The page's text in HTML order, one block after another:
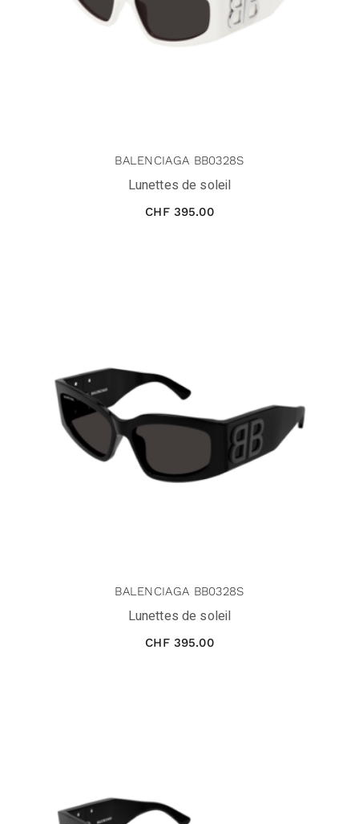
BALENCIAGA BB0328S
Lunettes de soleil
CHF395.00
BALENCIAGA BB0328S
Lunettes de soleil
CHF395.00